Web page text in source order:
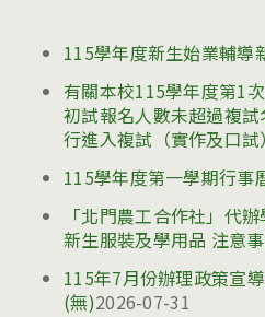
115學年度新生始業輔導
有關本校115學年度第1
初試報名人數未超過複
行進入複試（實作及口試
115學年度第一學期行事
「北門農工合作社」代
新生服裝及學用品 注意
115年7月份辦理政策宣
(無)2026-07-31